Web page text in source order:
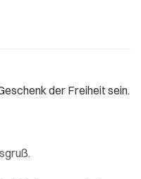
der Freiheit sein.